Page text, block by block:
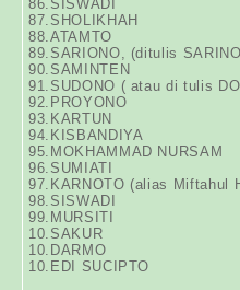
86.SISWADI
87.SHOLIKHAH
88.ATAMTO
89.SARIONO, (ditulis
90.SAMINTEN
91.SUDONO ( atau di tulis
92.PROYONO
93.KARTUN
94.KISBANDIYA
95.MOKHAMMAD NURSAM
96.SUMIATI
97.KARNOTO (alias Miftahul
98.SISWADI
99.MURSITI
10.SAKUR
10.DARMO
10.EDI SUCIPTO